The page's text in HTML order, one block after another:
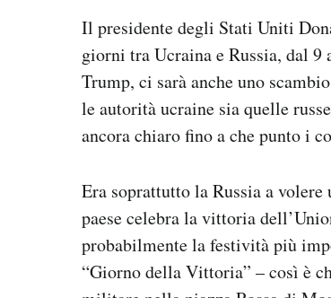
Il presidente degli Stati Uniti
giorni tra Ucraina e Russia, dal
Trump, ci sarà anche uno
le autorità ucraine sia quelle
ancora chiaro fino a che punto i
Era soprattutto la Russia a
paese celebra la vittoria
probabilmente la festività più
“Giorno della Vittoria” – così è